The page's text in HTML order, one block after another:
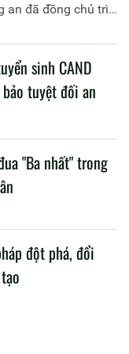
an đã đồng chủ trì
tạo của lực lượng
sinh CAND
tuyệt đối an
"Ba nhất" trong
đột phá, đổi